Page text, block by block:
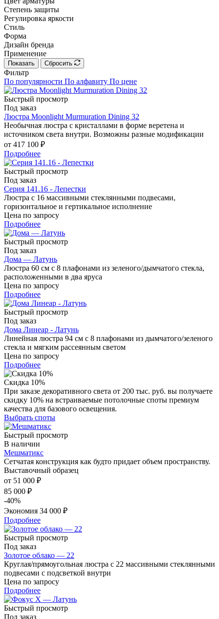
Степень защиты
Регулировка яркости
Стиль
Форма
Дизайн бренда
Применение
Показать Сбросить
Фильтр
По популярности По алфавиту По цене
Быстрый просмотр
Под заказ
Люстра Moonlight Murmuration Dining 32
Необычная люстра с кристаллами в форме веретена и
источником света внутри. Возможны разные модификации
от 417 100 ₽
Подробнее
Быстрый просмотр
Под заказ
Серия 141.16 - Лепестки
Люстра с 16 массивными стеклянными подвесами,
горизонтальное и гертикальное исполнение
Цена по запросу
Подробнее
Быстрый просмотр
Под заказ
Дома — Латунь
Люстра 60 см с 8 плафонами из зеленого/дымчатого стекла,
расположенными в два яруса
Цена по запросу
Подробнее
Быстрый просмотр
Под заказ
Дома Линеар - Латунь
Линейная люстра 94 см с 8 плафонами из дымчатого/зеленого
стекла и мягким рассеянным светом
Цена по запросу
Подробнее
Скидка 10%
При заказе декоративного света от 200 тыс. руб. вы получаете
скидку 10% на встраиваемые потолочные споты премиум
качества для базового освещения.
Выбрать споты
Быстрый просмотр
В наличии
Мешматикс
Сетчатая конструкция как будто придает объем пространству.
Выставочный образец
от 51 000 ₽
85 000 ₽
-40%
Экономия 34 000 ₽
Подробнее
Быстрый просмотр
Под заказ
Золотое облако — 22
Круглая/прямоугольная люстра с 22 массивными стеклянными
подвесами с подсветкой внутри
Цена по запросу
Подробнее
Быстрый просмотр
Под заказ